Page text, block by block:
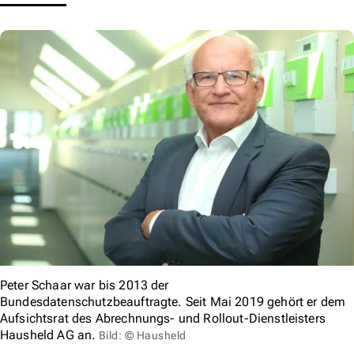
Peter Schaar war bis 2013 der
Bundesdatenschutzbeauftragte. Seit Mai 2019 gehört er dem
Aufsichtsrat des Abrechnungs- und Rollout-Dienstleisters
Hausheld AG an. Bild: © Hausheld